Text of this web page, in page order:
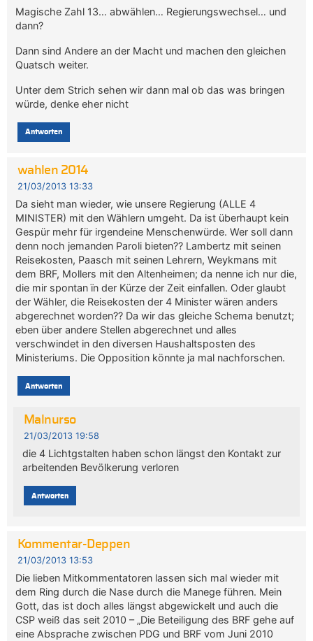
Magische Zahl 13… abwählen… Regierungswechsel… und
dann?
Dann sind Andere an der Macht und machen den gleichen
Quatsch weiter.
Unter dem Strich sehen wir dann mal ob das was bringen
würde, denke eher nicht
Antworten
wahlen 2014
21/03/2013 13:33
Da sieht man wieder, wie unsere Regierung (ALLE 4
MINISTER) mit den Wählern umgeht. Da ist überhaupt kein
Gespür mehr für irgendeine Menschenwürde. Wer soll dann
denn noch jemanden Paroli bieten?? Lambertz mit seinen
Reisekosten, Paasch mit seinen Lehrern, Weykmans mit
dem BRF, Mollers mit den Altenheimen; da nenne ich nur die,
die mir spontan ïn der Kürze der Zeit einfallen. Oder glaubt
der Wähler, die Reisekosten der 4 Minister wären anders
abgerechnet worden?? Da wir das gleiche Schema benutzt;
eben über andere Stellen abgerechnet und alles
verschwindet in den diversen Haushaltsposten des
Ministeriums. Die Opposition könnte ja mal nachforschen.
Antworten
Malnurso
21/03/2013 19:58
die 4 Lichtgstalten haben schon längst den Kontakt zur
arbeitenden Bevölkerung verloren
Antworten
Kommentar-Deppen
21/03/2013 13:53
Die lieben Mitkommentatoren lassen sich mal wieder mit
dem Ring durch die Nase durch die Manege führen. Mein
Gott, das ist doch alles längst abgewickelt und auch die
CSP weiß das seit 2010 – „Die Beteiligung des BRF gehe auf
eine Absprache zwischen PDG und BRF vom Juni 2010